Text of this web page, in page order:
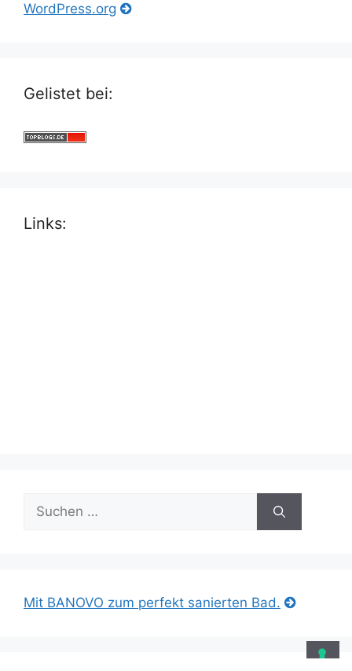
WordPress.org
Gelistet bei:
Links:
Suche
nach:
Mit BANOVO zum perfekt sanierten Bad.